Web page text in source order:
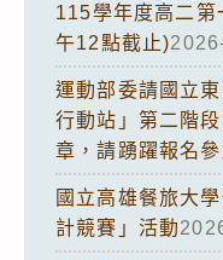
115學年度高二第
午12點截止)
運動部委請國立
行動站」第二階
章，請踴躍報名參
國立高雄餐旅大
計競賽」活動